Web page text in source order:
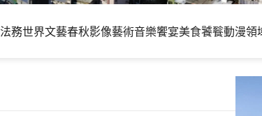
法務世界文藝春秋影像藝術音樂饗宴美食饕餮動漫領